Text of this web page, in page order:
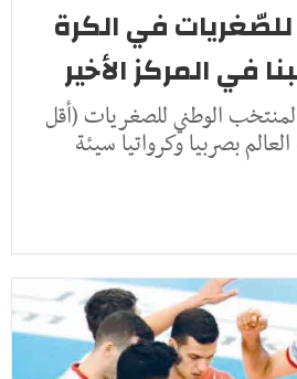
في الكرة
في المركز الأخير
الوطني للصغريات (أقل
العالم بصربيا وكرواتيا سيئة